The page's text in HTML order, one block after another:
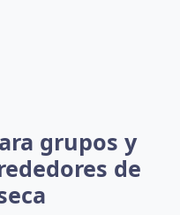
grupos y
de